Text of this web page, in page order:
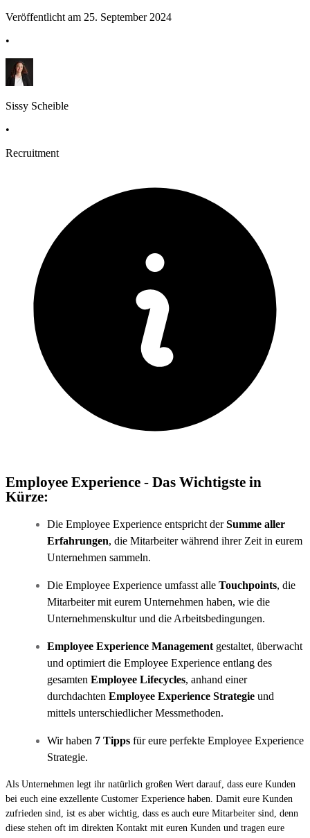
Veröffentlicht am 25. September 2024
•
Sissy Scheible
•
Recruitment
Employee Experience - Das Wichtigste in
Kürze:
Die Employee Experience entspricht derSumme aller
Erfahrungen, die Mitarbeiter während ihrer Zeit in eurem
Unternehmen sammeln.
Die Employee Experience umfasst alle Touchpoints, die
Mitarbeiter mit eurem Unternehmen haben, wie die
Unternehmenskultur und die Arbeitsbedingungen.
Employee Experience Management gestaltet, überwacht
und optimiert die Employee Experience entlang des
gesamten Employee Lifecycles, anhand einer
durchdachten Employee Experience Strategie und
mittels unterschiedlicher Messmethoden.
Wir haben 7 Tipps für eure perfekte Employee Experience
Strategie.
Als Unternehmen legt ihr natürlich großen Wert darauf, dass eure Kunden
bei euch eine exzellente Customer Experience haben. Damit eure Kunden
zufrieden sind, ist es aber wichtig, dass es auch eure Mitarbeiter sind, denn
diese stehen oft im direkten Kontakt mit euren Kunden und tragen eure